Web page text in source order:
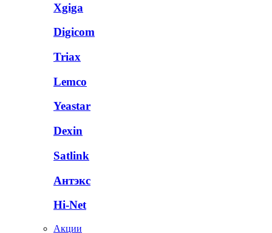
Xgiga
Digicom
Triax
Lemco
Yeastar
Dexin
Satlink
Антэкс
Hi-Net
Акции